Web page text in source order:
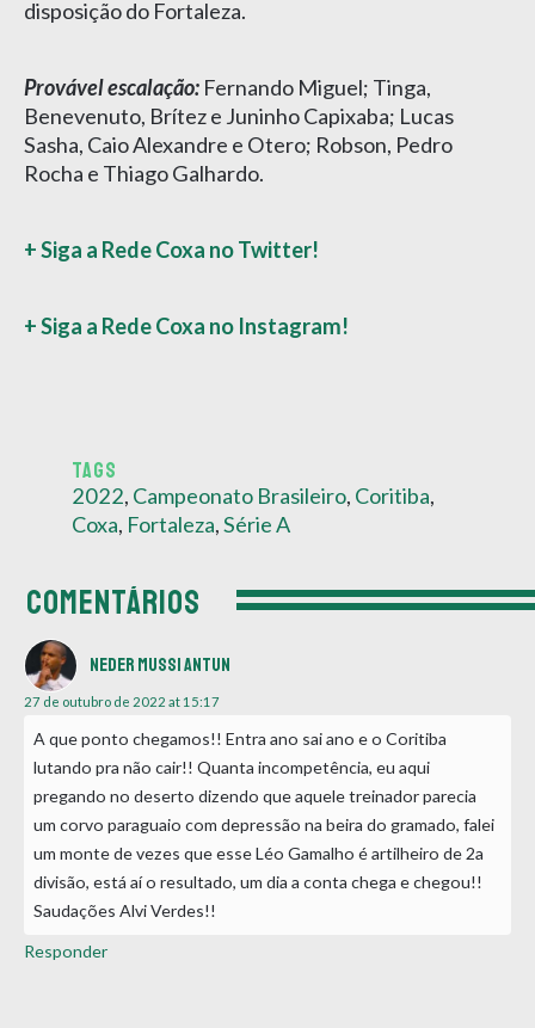
disposição do Fortaleza.
Provável escalação: Fernando Miguel; Tinga,
Benevenuto, Brítez e Juninho Capixaba; Lucas
Sasha, Caio Alexandre e Otero; Robson, Pedro
Rocha e Thiago Galhardo.
+ Siga a Rede Coxa no Twitter!
+ Siga a Rede Coxa no Instagram!
TAGS
2022, Campeonato Brasileiro, Coritiba,
Coxa, Fortaleza,Série A
COMENTÁRIOS
Neder Mussi Antun
27 de outubro de 2022 at 15:17
A que ponto chegamos!! Entra ano sai ano e o Coritiba
lutando pra não cair!! Quanta incompetência, eu aqui
pregando no deserto dizendo que aquele treinador parecia
um corvo paraguaio com depressão na beira do gramado, falei
um monte de vezes que esse Léo Gamalho é artilheiro de 2a
divisão, está aí o resultado, um dia a conta chega e chegou!!
Saudações Alvi Verdes!!
Responder